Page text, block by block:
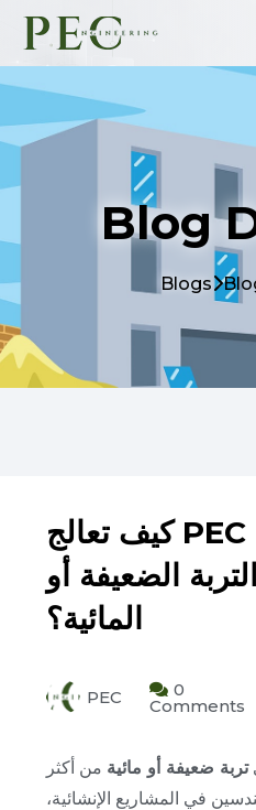
Blog
Blogs
كيف تعالج PEC تحديات إنشاء
الضعيفة أو
المائية؟
PEC 0
Comments
تربة ضعيفة أو مائية من أكثر
في المشاريع الإنشائية،